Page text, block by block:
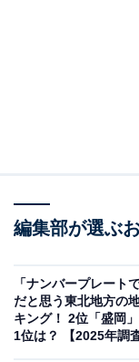
しい花々、夏は吾
冬はスキーや温
光地としても親し
回答者からは「福
編集部が選ぶ
「ナンバープレート
だと思う東北地方の
キング！ 2位「盛岡
1位は？ 【2025年調査